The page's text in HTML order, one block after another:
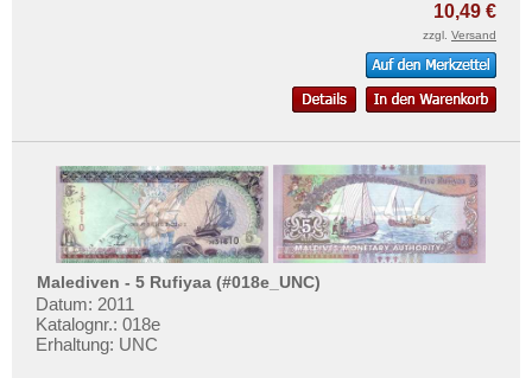
10,49 €
zzgl. Versand
Malediven - 5 Rufiyaa (#018e_UNC)
Datum: 2011
Katalognr.: 018e
Erhaltung: UNC